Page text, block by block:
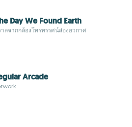
Day We Found Earth
าลจากกล้องโทรทรรศน์ส่องอวกาศ
Arcade